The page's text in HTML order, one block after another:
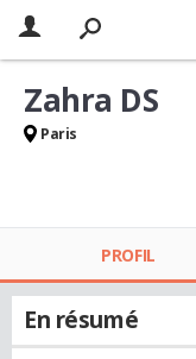
Zahra DS
Paris
PROFIL
En résumé